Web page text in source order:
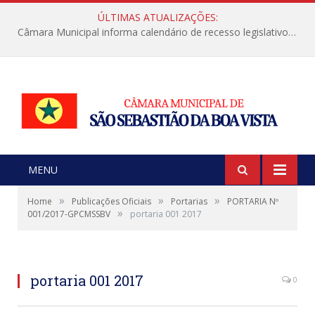
ÚLTIMAS ATUALIZAÇÕES:
Câmara Municipal informa calendário de recesso legislativo de julho
MENU
Home » Publicações Oficiais » Portarias »
PORTARIA Nº
001/2017-GPCMSSBV » portaria 001 2017
portaria 001 2017 0